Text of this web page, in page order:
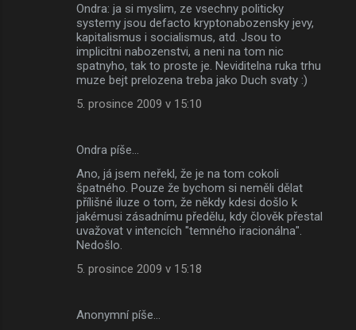
Ondra: ja si myslim, ze vsechny politicky
systemy jsou defacto kryptonabozensky jevy,
kapitalismus i socialismus, atd. Jsou to
implicitni nabozenstvi, a neni na tom nic
spatnyho, tak to proste je. Neviditelna ruka trhu
muze bejt prelozena treba jako Duch svaty :)
5. prosince 2009 v 15:10
Ondra píše…
Ano, já jsem neřekl, že je na tom cokoli
špatného. Pouze že bychom si neměli dělat
přílišné iluze o tom, že někdy kdesi došlo k
jakémusi zásadnímu předělu, kdy člověk přestal
uvažovat v intencích "temného iracionálna".
Nedošlo.
5. prosince 2009 v 15:18
Anonymní píše…